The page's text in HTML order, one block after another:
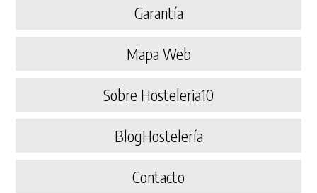
Garantía
Mapa Web
Sobre Hosteleria10
BlogHostelería
Contacto